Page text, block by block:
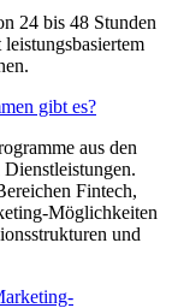
24 bis 48 Stunden
gibt es?
aus den
Fintech,
Möglichkeiten
und